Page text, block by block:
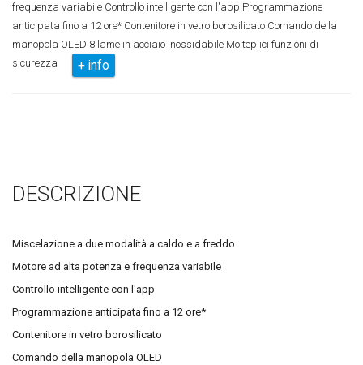
frequenza variabile Controllo intelligente con l'app Programmazione
anticipata fino a 12 ore* Contenitore in vetro borosilicato Comando della
manopola OLED 8 lame in acciaio inossidabile Molteplici funzioni di
sicurezza
+ info
DESCRIZIONE
Miscelazione a due modalità a caldo e a freddo
Motore ad alta potenza e frequenza variabile
Controllo intelligente con l'app
Programmazione anticipata fino a 12 ore*
Contenitore in vetro borosilicato
Comando della manopola OLED